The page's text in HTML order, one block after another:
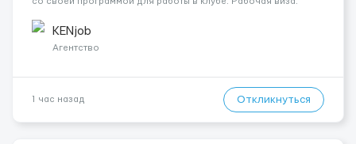
одного до трех месяцев. Мед. страховка. Высокая зарплат...
KENjob
Агентство
1 час назад Откликнуться